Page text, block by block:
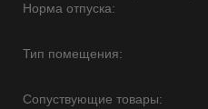
Норма отпуска:
Тип помещения:
Сопуствующие товары: